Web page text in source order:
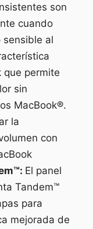
son
cuando
al
que permite
sin
MacBook®.
la
con
El panel
Tandem™
para
mejorada de